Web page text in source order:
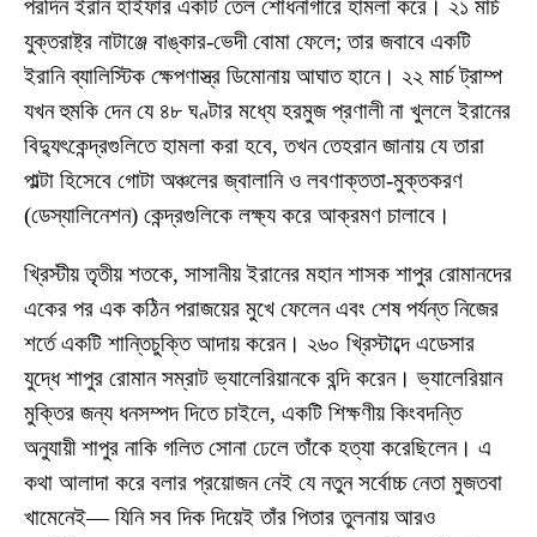
পরদিন ইরান হাইফার একটি তেল শোধনাগারে হামলা করে। ২১ মার্চ
যুক্তরাষ্ট্র নাটাঞ্জে বাঙ্কার-ভেদী বোমা ফেলে; তার জবাবে একটি
ইরানি ব্যালিস্টিক ক্ষেপণাস্ত্র ডিমোনায় আঘাত হানে। ২২ মার্চ ট্রাম্প
যখন হুমকি দেন যে ৪৮ ঘণ্টার মধ্যে হরমুজ প্রণালী না খুললে ইরানের
বিদ্যুৎকেন্দ্রগুলিতে হামলা করা হবে, তখন তেহরান জানায় যে তারা
পাল্টা হিসেবে গোটা অঞ্চলের জ্বালানি ও লবণাক্ততা-মুক্তকরণ
(ডেস্যালিনেশন) কেন্দ্রগুলিকে লক্ষ্য করে আক্রমণ চালাবে।
খ্রিস্টীয় তৃতীয় শতকে, সাসানীয় ইরানের মহান শাসক শাপুর রোমানদের
একের পর এক কঠিন পরাজয়ের মুখে ফেলেন এবং শেষ পর্যন্ত নিজের
শর্তে একটি শান্তিচুক্তি আদায় করেন। ২৬০ খ্রিস্টাব্দে এডেসার
যুদ্ধে শাপুর রোমান সম্রাট ভ্যালেরিয়ানকে বন্দি করেন। ভ্যালেরিয়ান
মুক্তির জন্য ধনসম্পদ দিতে চাইলে, একটি শিক্ষণীয় কিংবদন্তি
অনুযায়ী শাপুর নাকি গলিত সোনা ঢেলে তাঁকে হত্যা করেছিলেন। এ
কথা আলাদা করে বলার প্রয়োজন নেই যে নতুন সর্বোচ্চ নেতা মুজতবা
খামেনেই— যিনি সব দিক দিয়েই তাঁর পিতার তুলনায় আরও